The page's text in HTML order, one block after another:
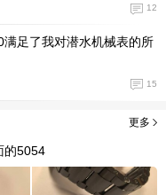
12
足了我对潜水机械表的所
15
更多
的5054